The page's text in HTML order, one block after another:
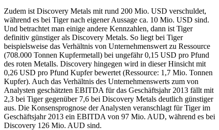
Zudem ist Discovery Metals mit rund 200 Mio. USD verschuldet,
während es bei Tiger nach eigener Aussage ca. 10 Mio. USD sind.
Und betrachtet man einige andere Kennzahlen, dann ist Tiger
definitiv günstiger als Discovery Metals. So liegt bei Tiger
beispielsweise das Verhältnis von Unternehmenswert zu Ressource
(708.000 Tonnen Kupfermetall) bei ungefähr 0,15 USD pro Pfund
des roten Metalls. Discovery hingegen wird in dieser Hinsicht mit
0,26 USD pro Pfund Kupfer bewertet (Ressource: 1,7 Mio. Tonnen
Kupfer). Auch das Verhältnis des Unternehmenswerts zum von
Analysten geschätzten EBITDA für das Geschäftsjahr 2013 fällt mit
2,3 bei Tiger gegenüber 7,6 bei Discovery Metals deutlich günstiger
aus. Die Konsensprognose der Analysten veranschlagt für Tiger im
Geschäftsjahr 2013 ein EBITDA von 97 Mio. AUD, während es bei
Discovery 126 Mio. AUD sind.